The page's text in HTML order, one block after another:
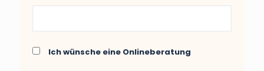
Ich wünsche eine Onlineberatung